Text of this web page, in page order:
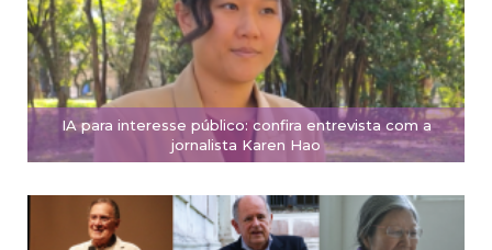
IA para interesse público: confira entrevista com a
jornalista Karen Hao